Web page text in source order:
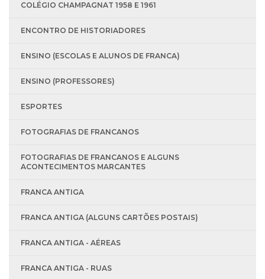
COLÉGIO CHAMPAGNAT 1958 E 1961
ENCONTRO DE HISTORIADORES
ENSINO (ESCOLAS E ALUNOS DE FRANCA)
ENSINO (PROFESSORES)
ESPORTES
FOTOGRAFIAS DE FRANCANOS
FOTOGRAFIAS DE FRANCANOS E ALGUNS
ACONTECIMENTOS MARCANTES
FRANCA ANTIGA
FRANCA ANTIGA (ALGUNS CARTÕES POSTAIS)
FRANCA ANTIGA - AÉREAS
FRANCA ANTIGA - RUAS